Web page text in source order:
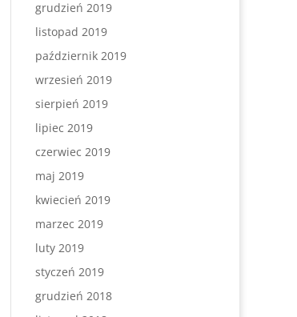
grudzień 2019
listopad 2019
październik 2019
wrzesień 2019
sierpień 2019
lipiec 2019
czerwiec 2019
maj 2019
kwiecień 2019
marzec 2019
luty 2019
styczeń 2019
grudzień 2018